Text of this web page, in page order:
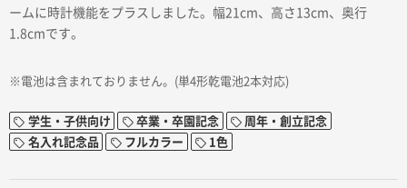
ームに時計機能をプラスしました。幅21cm、高さ13cm、奥行
1.8cmです。
※電池は含まれておりません。(単4形乾電池2本対応)
学生・子供向け 卒業・卒園記念
周年・創立記念
名入れ記念品
フルカラー 1色